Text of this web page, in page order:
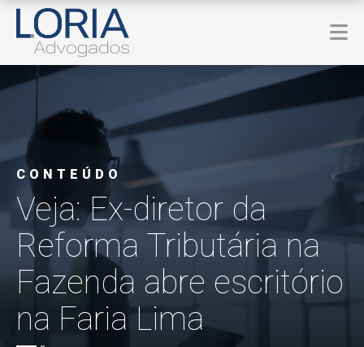
CONTEÚDO
Veja: Ex-diretor da
Reforma Tributária na
Fazenda abre escritório
na Faria Lima